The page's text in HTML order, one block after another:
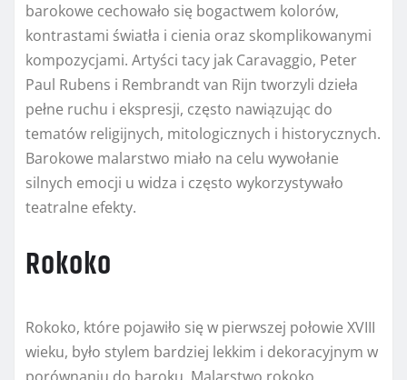
barokowe cechowało się bogactwem kolorów,
kontrastami światła i cienia oraz skomplikowanymi
kompozycjami. Artyści tacy jak Caravaggio, Peter
Paul Rubens i Rembrandt van Rijn tworzyli dzieła
pełne ruchu i ekspresji, często nawiązując do
tematów religijnych, mitologicznych i historycznych.
Barokowe malarstwo miało na celu wywołanie
silnych emocji u widza i często wykorzystywało
teatralne efekty.
Rokoko
Rokoko, które pojawiło się w pierwszej połowie XVIII
wieku, było stylem bardziej lekkim i dekoracyjnym w